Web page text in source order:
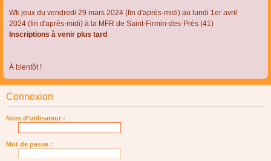
Wk jeux du vendredi 29 mars 2024 (fin d'après-midi) au lundi 1er avril
2024 (fin d'après-midi) à la MFR de Saint-Firmin-des-Près (41)
Inscriptions à venir plus tard
À bientôt !
Connexion
Nom d’utilisateur :
Mot de passe :